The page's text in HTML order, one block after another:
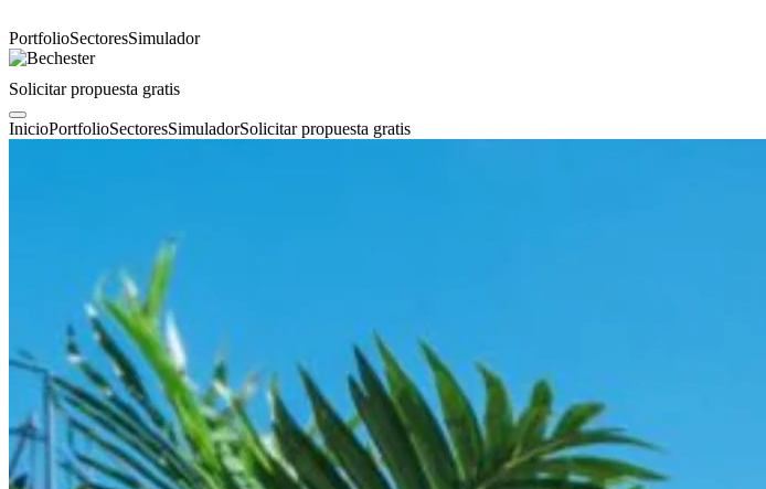
PortfolioSectoresSimulador
Solicitar propuesta gratis
InicioPortfolioSectoresSimuladorSolicitar propuesta gratis